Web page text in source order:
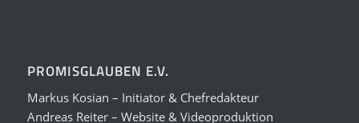
PROMISGLAUBEN E.V.
Markus Kosian – Initiator & Chefredakteur
Andreas Reiter – Website & Videoproduktion